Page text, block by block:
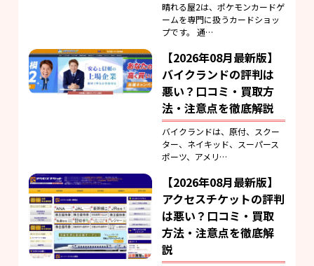
晴れる屋2は、ポケモンカードゲ
ームを専門に扱うカードショッ
プです。 通…
【2026年08月最新版】
バイクランドの評判は
悪い？口コミ・買取方
法・注意点を徹底解説
バイクランドは、原付、スクー
ター、ネイキッド、スーパース
ポーツ、アメリ…
【2026年08月最新版】
アクセスチケットの評判
は悪い？口コミ・買取
方法・注意点を徹底解
説